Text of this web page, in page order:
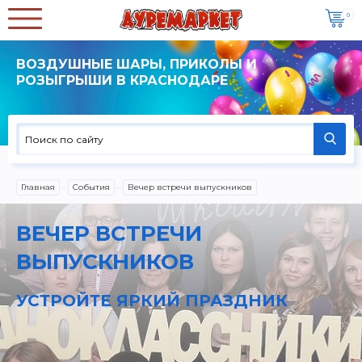
0
ВОЗДУШНЫЕ ШАРЫ, ПРИКОЛЫ И
РОЗЫГРЫШИ В КРАСНОДАРЕ
Главная События Вечер встречи выпускников
ВЕЧЕР ВСТРЕЧИ
ВЫПУСКНИКОВ
УСТРОЙТЕ ЯРКИЙ ПРАЗДНИК